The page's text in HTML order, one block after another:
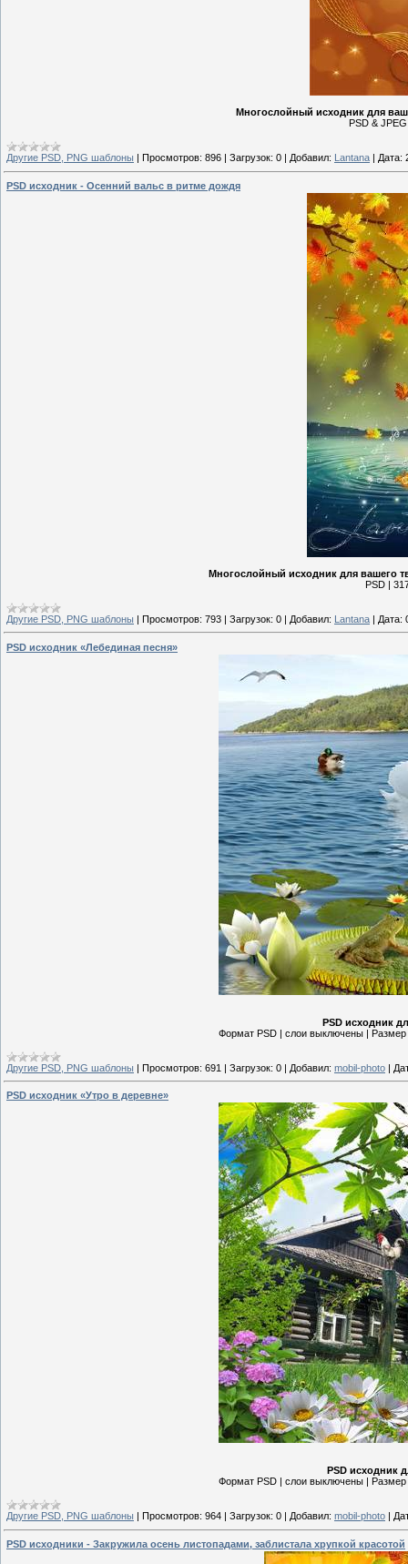
Многослойный исходник для
PSD &
Другие PSD, PNG шаблоны Просмотров: 896 Загрузок: 0 Добавил: Lantana Дата:
PSD исходник - Осенний вальс в ритме дождя
Многослойный исходник для вашего
PSD |
Другие PSD, PNG шаблоны | Просмотров: 793 | Загрузок: 0 | Добавил: Lantana | Дата:
PSD исходник «Лебединая песня»
PSD исходник
Формат PSD | слои выключены |
Другие PSD, PNG шаблоны | Просмотров: 691 | Загрузок: 0 | Добавил: mobil-photo |
PSD исходник «Утро в деревне»
PSD исходник
Формат PSD | слои выключены |
Другие PSD, PNG шаблоны | Просмотров: 964 | Загрузок: 0 | Добавил: mobil-photo |
PSD исходники - Закружила осень листопадами, заблистала хрупкой красотой